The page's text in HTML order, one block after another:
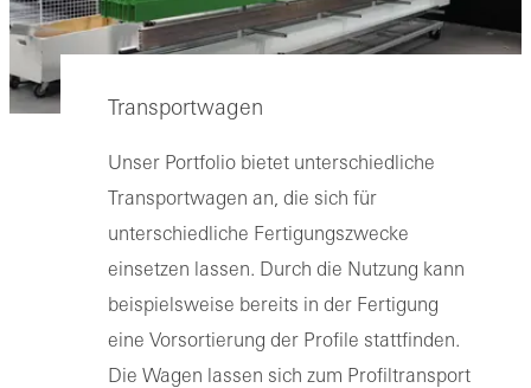
Transportwagen
Unser Portfolio bietet unterschiedliche
Transportwagen an, die sich für
unterschiedliche Fertigungszwecke
einsetzen lassen. Durch die Nutzung kann
beispielsweise bereits in der Fertigung
eine Vorsortierung der Profile stattfinden.
Die Wagen lassen sich zum Profiltransport